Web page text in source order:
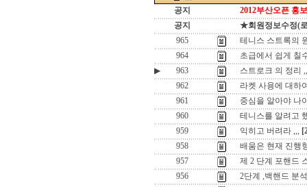
공지
2012부산오픈 홍
공지
★회원정보수정(
965
테니스 스트록의
964
초급에서 쉽게 칠
▶
963
스트로크 의 정리
962
라켓 사용에 대하
961
중심을 알아야 나
960
테니스를 알려고
959
익히고 버려라 ,,,
958
배움은 현재 진행
957
제 2 단계 포핸드
956
2단계 ,백핸드 분